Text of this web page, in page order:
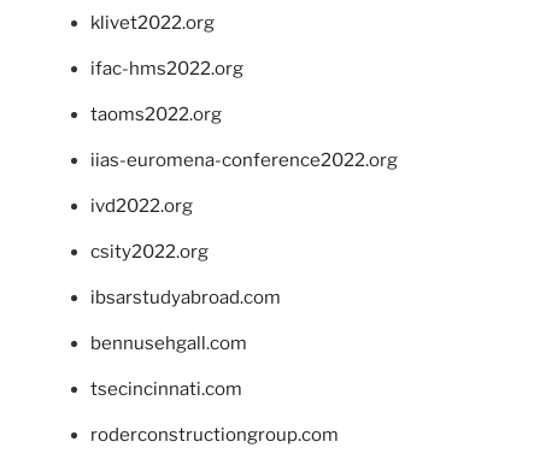
klivet2022.org
ifac-hms2022.org
taoms2022.org
iias-euromena-conference2022.org
ivd2022.org
csity2022.org
ibsarstudyabroad.com
bennusehgall.com
tsecincinnati.com
roderconstructiongroup.com